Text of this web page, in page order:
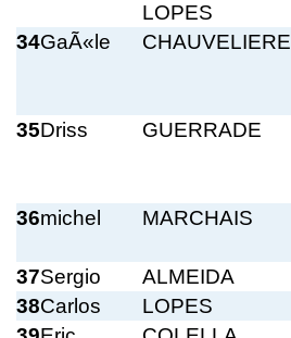
LOPES
34GaÃ«le CHAUVELIERE
35Driss GUERRADE
36michel MARCHAIS
37Sergio ALMEIDA
38Carlos LOPES